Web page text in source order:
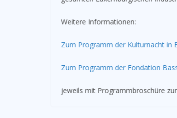
Weitere Informationen:
Zum Programm der Kulturnacht in
Zum Programm der Fondation
jeweils mit Programmbroschüre